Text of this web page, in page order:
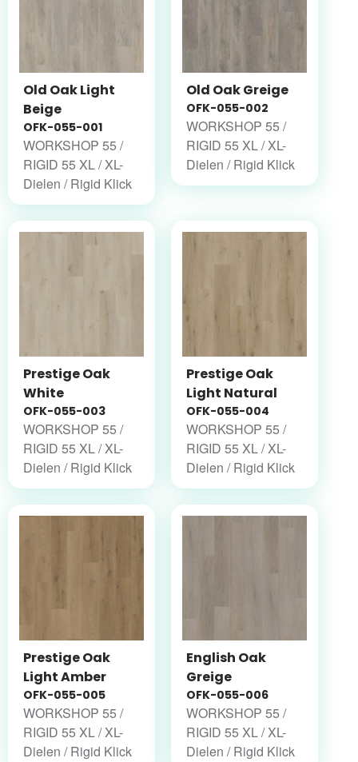
Old Oak Light
Beige
OFK-055-001
WORKSHOP 55 /
RIGID 55 XL / XL-
Dielen / Rigid Klick
Old Oak Greige
OFK-055-002
WORKSHOP 55 /
RIGID 55 XL / XL-
Dielen / Rigid Klick
Prestige Oak
White
OFK-055-003
WORKSHOP 55 /
RIGID 55 XL / XL-
Dielen / Rigid Klick
Prestige Oak
Light Natural
OFK-055-004
WORKSHOP 55 /
RIGID 55 XL / XL-
Dielen / Rigid Klick
Prestige Oak
Light Amber
OFK-055-005
WORKSHOP 55 /
RIGID 55 XL / XL-
Dielen / Rigid Klick
English Oak
Greige
OFK-055-006
WORKSHOP 55 /
RIGID 55 XL / XL-
Dielen / Rigid Klick